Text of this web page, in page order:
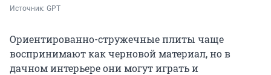
Источник: GPT
Ориентированно-стружечные плиты чаще
воспринимают как черновой материал, но в
дачном интерьере они могут играть и